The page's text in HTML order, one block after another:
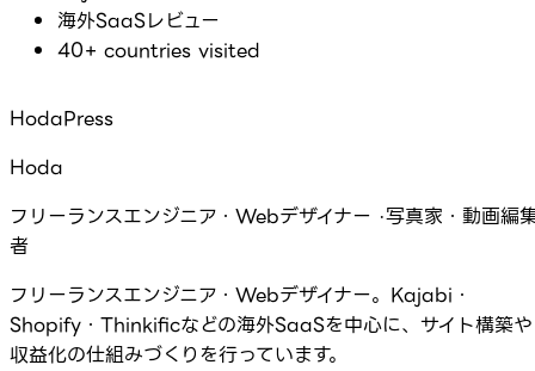
海外SaaSレビュー
40+ countries visited
HodaPress
Hoda
フリーランスエンジニア・Webデザイナー ·写真家・動画編
者
フリーランスエンジニア・Webデザイナー。Kajabi・
Shopify・Thinkificなどの海外SaaSを中心に、サイト構築や
収益化の仕組みづくりを行っています。